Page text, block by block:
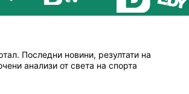
Последни новини, резултати на
анализи от света на спорта